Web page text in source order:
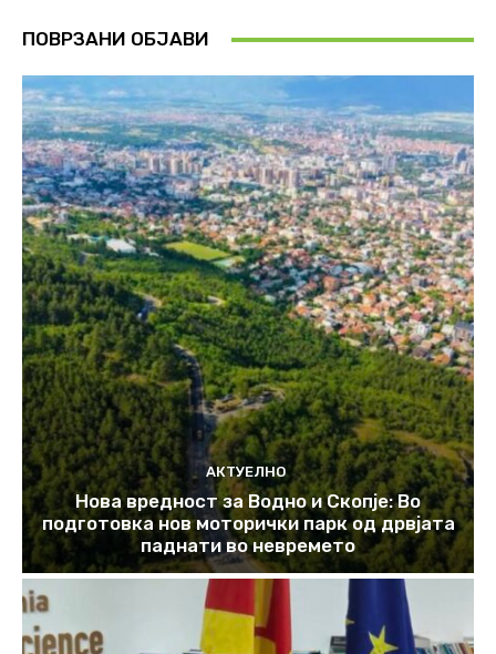
ПОВРЗАНИ ОБЈАВИ
АКТУЕЛНО
Нова вредност за Водно и Скопје: Во
подготовка нов моторички парк од дрвјата
паднати во невремето